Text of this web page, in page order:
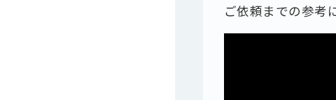
ご依頼までの参考